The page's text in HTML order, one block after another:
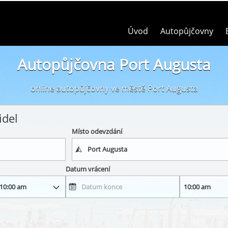
Úvod Autopůjčovny
Autopůjčovna Port Augusta
online autopůjčovny ve městě Port Augusta
Místo odevzdání
Datum vrácení